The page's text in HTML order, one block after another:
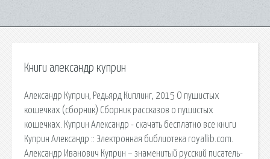
Книги александр куприн
Александр Куприн, Редьярд Киплинг, 2015 О пушистых
кошечках (сборник) Сборник рассказов о пушистых
кошечках. Куприн Александр - скачать бесплатно все книги
Куприн Александр :: Электронная библиотека royallib.com.
Александр Иванович Куприн – знаменитый русский писатель-